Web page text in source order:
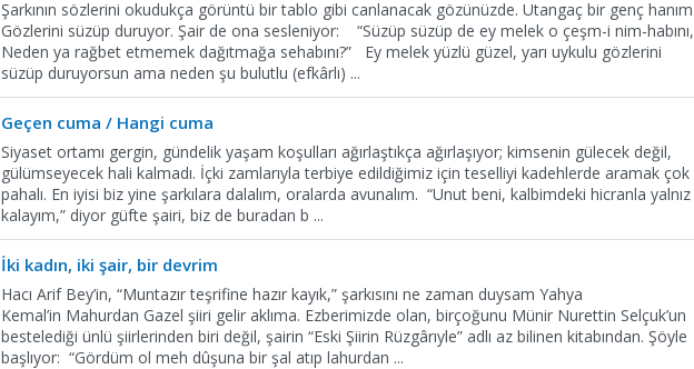
Şarkının sözlerini okudukça görüntü bir tablo gibi canlanacak gözünüzde. Utangaç bir genç
Gözlerini süzüp duruyor. Şair de ona sesleniyor: “Süzüp süzüp de ey melek o çeşm-i nim-habını,
Neden ya rağbet etmemek dağıtmağa sehabını?” Ey melek yüzlü güzel, yarı uykulu gözlerini
süzüp duruyorsun ama neden şu bulutlu (efkârlı) ...
Geçen cuma / Hangi cuma
Siyaset ortamı gergin, gündelik yaşam koşulları ağırlaştıkça ağırlaşıyor; kimsenin gülecek değil,
gülümseyecek hali kalmadı. İçki zamlarıyla terbiye edildiğimiz için teselliyi kadehlerde aramak çok
pahalı. En iyisi biz yine şarkılara dalalım, oralarda avunalım. “Unut beni, kalbimdeki hicranla yalnız
kalayım,” diyor güfte şairi, biz de buradan b ...
İki kadın, iki şair, bir devrim
Hacı Arif Bey’in, “Muntazır teşrifine hazır kayık,” şarkısını ne zaman duysam Yahya
Kemal’in Mahurdan Gazel şiiri gelir aklıma. Ezberimizde olan, birçoğunu Münir Nurettin Selçuk’un
bestelediği ünlü şiirlerinden biri değil, şairin “Eski Şiirin Rüzgârıyle” adlı az bilinen kitabından. Şöyle
başlıyor: “Gördüm ol meh dûşuna bir şal atıp lahurdan ...